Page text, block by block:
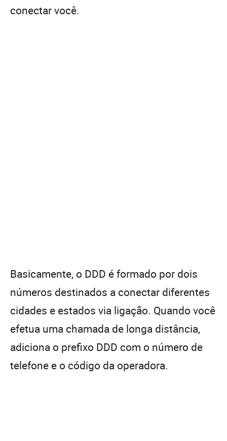
conectar você.
Basicamente, o DDD é formado por dois
números destinados a conectar diferentes
cidades e estados via ligação. Quando você
efetua uma chamada de longa distância,
adiciona o prefixo DDD com o número de
telefone e o código da operadora.